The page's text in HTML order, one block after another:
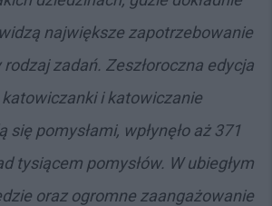
największe zapotrzebowanie
zadań. Zeszłoroczna edycja
katowiczanki i katowiczanie
się pomysłami, wpłynęło aż 371
tysiącem pomysłów. W ubiegłym
oraz ogromne zaangażowanie